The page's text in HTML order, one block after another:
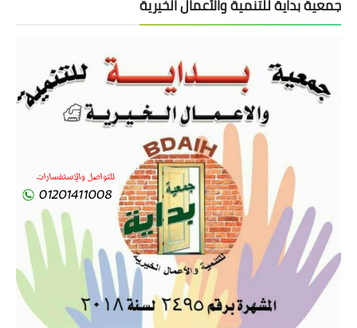
جمعية بداية للتنمية والأعمال الخيرية